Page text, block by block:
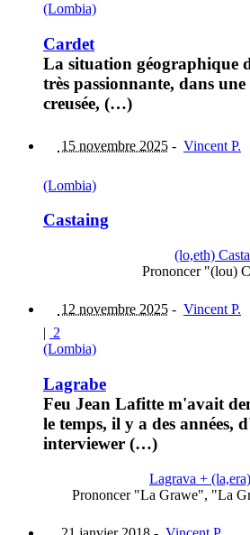
(Lombia)
Cardet
La situation géographique
très passionnante, dans une
creusée, (…)
15 novembre 2025 - Vincent P.
(Lombia)
Castaing
(lo,eth)
Prononcer "(lou)
12 novembre 2025 - Vincent P.
| 2
(Lombia)
Lagrabe
Feu Jean Lafitte m'avait
le temps, il y a des années,
interviewer (…)
Lagrava +
Prononcer "La Grawe", "La